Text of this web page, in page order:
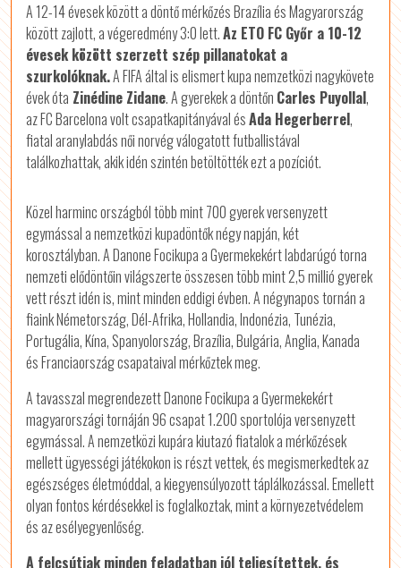
A 12-14 évesek között a döntő mérkőzés Brazília és Magyarország
között zajlott, a végeredmény 3:0 lett.Az ETO FC Győr a 10-12
évesek között szerzett szép pillanatokat a
szurkolóknak.A FIFA által is elismert kupa nemzetközi nagykövete
évek óta Zinédine Zidane. A gyerekek a döntőn Carles Puyollal,
az FC Barcelona volt csapatkapitányával ésAda Hegerberrel,
fiatal aranylabdás női norvég válogatott futballistával
találkozhattak, akik idén szintén betöltötték ezt a pozíciót.
Közel harminc országból több mint 700 gyerek versenyzett
egymással a nemzetközi kupadöntők négy napján, két
korosztályban. A Danone Focikupa a Gyermekekért labdarúgó torna
nemzeti elődöntőin világszerte összesen több mint 2,5 millió gyerek
vett részt idén is, mint minden eddigi évben. A négynapos tornán a
fiaink Németország, Dél-Afrika, Hollandia, Indonézia, Tunézia,
Portugália, Kína, Spanyolország, Brazília, Bulgária, Anglia, Kanada
és Franciaország csapataival mérkőztek meg.
A tavasszal megrendezett Danone Focikupa a Gyermekekért
magyarországi tornáján 96 csapat 1.200 sportolója versenyzett
egymással. A nemzetközi kupára kiutazó fiatalok a mérkőzések
mellett ügyességi játékokon is részt vettek, és megismerkedtek az
egészséges életmóddal, a kiegyensúlyozott táplálkozással. Emellett
olyan fontos kérdésekkel is foglalkoztak, mint a környezetvédelem
és az esélyegyenlőség.
A felcsútiak minden feladatban jól teljesítettek, és